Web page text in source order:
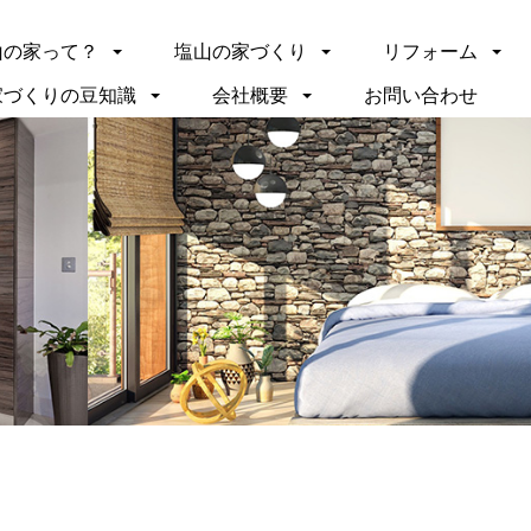
家って？ 塩山の家づくり
リフォーム
くりの豆知識
会社概要 お問い合わせ